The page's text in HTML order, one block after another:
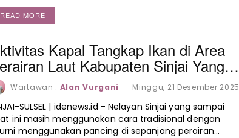
READ MORE
Kapal Tangkap Ikan di Area
Laut Kabupaten Sinjai Yang
Jaring Taiwan Kembali
Nelayan Tradisional Sinjai
Selatan
Wartawan : Alan Vurgani -- Minggu, 21 Desember 2025
SULSEL | idenews.id - Nelayan Sinjai yang sampai
ini masih menggunakan cara tradisional dengan
menggunakan pancing di sepanjang perairan…